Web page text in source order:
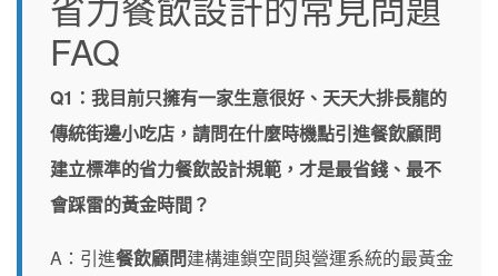
FAQ
Q1：我目前只擁有一家生意很好、天天大排長龍的
傳統街邊小吃店，請問在什麼時機點引進餐飲顧問
建立標準的省力餐飲設計規範，才是最省錢、最不
會踩雷的黃金時間？
A：引進餐飲顧問建構連鎖空間與營運系統的最黃金